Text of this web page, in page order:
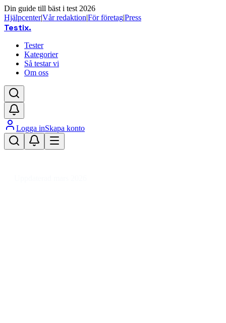
Din guide till bäst i test 2026
Hjälpcenter|Vår redaktion|För företag|Press
Testix.
Tester
Kategorier
Så testar vi
Om oss
Logga inSkapa konto